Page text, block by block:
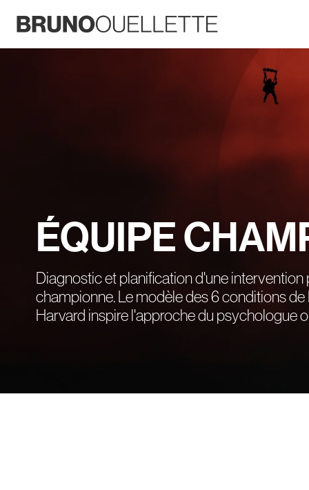
ÉQUIPE
Diagnostic et planification d'une
championne. Le modèle des 6 conditions
Harvard inspire l'approche du psychologue